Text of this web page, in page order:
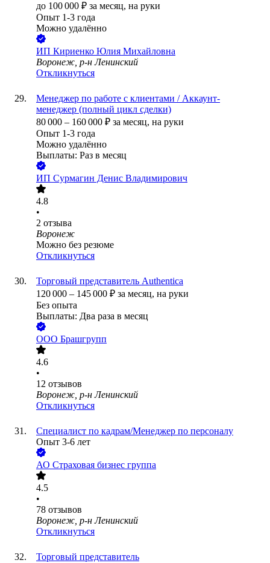
до 100 000 ₽ за месяц, на руки
Опыт 1-3 года
Можно удалённо
ИП Кириенко Юлия Михайловна
Воронеж, р-н Ленинский
Откликнуться
Менеджер по работе с клиентами / Аккаунт-
менеджер (полный цикл сделки)
80 000 – 160 000 ₽ за месяц, на руки
Опыт 1-3 года
Можно удалённо
Выплаты: Раз в месяц
ИП Сурмагин Денис Владимирович
4.8
•
2 отзыва
Воронеж
Можно без резюме
Откликнуться
Торговый представитель Authentica
120 000 – 145 000 ₽ за месяц, на руки
Без опыта
Выплаты: Два раза в месяц
ООО Брашгрупп
4.6
•
12 отзывов
Воронеж, р-н Ленинский
Откликнуться
Специалист по кадрам/Менеджер по персоналу
Опыт 3-6 лет
АО Страховая бизнес группа
4.5
•
78 отзывов
Воронеж, р-н Ленинский
Откликнуться
Торговый представитель